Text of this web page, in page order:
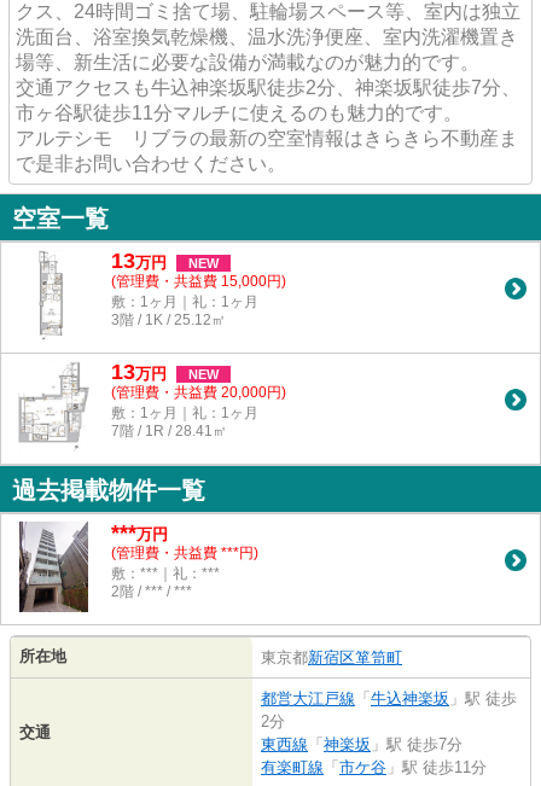
クス、24時間ゴミ捨て場、駐輪場スペース等、室内は独立
洗面台、浴室換気乾燥機、温水洗浄便座、室内洗濯機置き
場等、新生活に必要な設備が満載なのが魅力的です。
交通アクセスも牛込神楽坂駅徒歩2分、神楽坂駅徒歩7分、
市ヶ谷駅徒歩11分マルチに使えるのも魅力的です。
アルテシモ リブラの最新の空室情報はきらきら不動産ま
で是非お問い合わせください。
空室一覧
13万円 NEW
(管理費・共益費 15,000円)
敷：1ヶ月｜礼：1ヶ月
3階 / 1K / 25.12㎡
13万円 NEW
(管理費・共益費 20,000円)
敷：1ヶ月｜礼：1ヶ月
7階 / 1R / 28.41㎡
過去掲載物件一覧
***万円
(管理費・共益費 ***円)
敷：***｜礼：***
2階 / *** / ***
所在地 東京都新宿区箪笥町
交通
都営大江戸線 「 牛込神楽坂 」駅 徒歩
2分
東西線 「 神楽坂 」駅 徒歩7分
有楽町線 「 市ケ谷 」駅 徒歩11分